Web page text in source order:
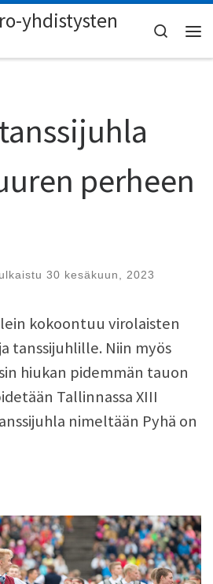
yhdistysten
Search
perheen
30 kesäkuun, 2023
kokoontuu virolaisten
tanssijuhlille. Niin myös
hiukan pidemmän tauon
Tallinnassa XIII
nimeltään Pyhä on